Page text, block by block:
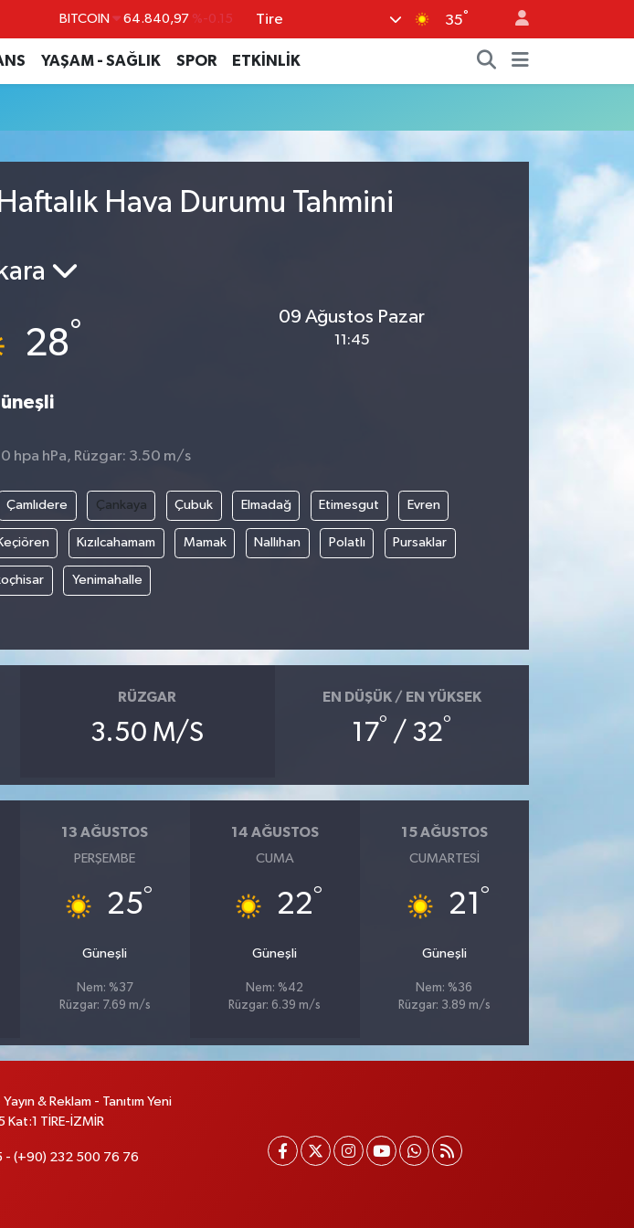
BITCOIN 64.840,97 %-0.15
DOLAR 47,7436 %0.18
EURO 55,2510 %0.32
GRAM ALTIN 6660.55 %0
Tire 35°
YAŞAM - SAĞLIK SPOR ETKİNLİK
Hava Durumu Tahmini
28°
09 Ağustos Pazar
11:45
hpa hPa, Rüzgar: 3.50 m/s
Çamlıdere Çankaya Çubuk Elmadağ Etimesgut Evren
Kızılcahamam Mamak Nallıhan Polatlı Pursaklar
Yenimahalle
RÜZGAR
3.50 M/S
EN DÜŞÜK / EN YÜKSEK
17° / 32°
13 AĞUSTOS
PERŞEMBE
25°
Güneşli
Nem: %37
Rüzgar: 7.69 m/s
14 AĞUSTOS
CUMA
22°
Güneşli
Nem: %42
Rüzgar: 6.39 m/s
15 AĞUSTOS
CUMARTESI
21 °
Güneşli
Nem: %36
Rüzgar: 3.89 m/s
& Reklam - Tanıtım Yeni
Kat:1 TİRE-İZMİR
- (+90) 232 500 76 76